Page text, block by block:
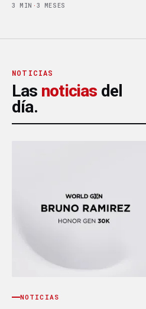
3 MIN · 3 MESES
NOTICIAS
Las noticias del
día.
NOTICIAS